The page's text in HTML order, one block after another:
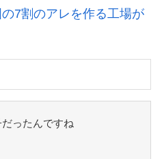
の7割のアレを作る工場が
ったんですね